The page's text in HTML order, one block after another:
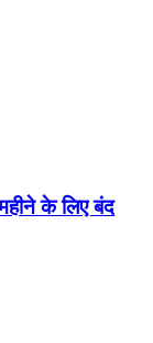
के लिए बंद